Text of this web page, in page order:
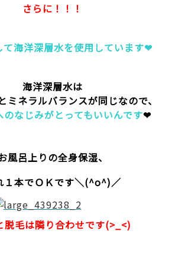
さらに！！！
て海洋深層水を使用しています❤
海洋深層水は
ミネラルバランスが同じなので、
のなじみがとってもいいんです❤
風呂上りの全身保湿、
１本でＯＫです＼(^o^)／
脱毛は隣り合わせです(>_<)